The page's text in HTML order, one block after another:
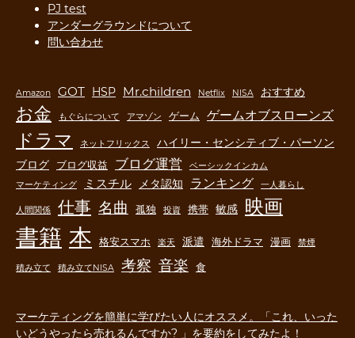
PJ test
アンダーグラウンドについて
問い合わせ
Amazon GOT HSP Mr.children Netflix NISA おすすめ
お金 もぐらについて アマゾン ゲーム ゲームオブスローンズ
ドラマ ネットフリックス
ハイリー・センシティブ・パーソン
ブログ
ブログ収益 ブログ運営
ベーシックインカム
マーケティング
ミスチル メタ認知 ランキング 一人暮らし
人間関係 仕事 名曲 孤独 投資 携帯 敏感 映画
書籍 本 格安スマホ 楽天 派遣 海外ドラマ 漫画 禁煙
積み立て 積み立てNISA 考察 音楽 食
マーケティングを簡単に学びたい人にオススメ。「これ、いった
いどうやったら売れるんですか? 」を要約をしてみたよ！